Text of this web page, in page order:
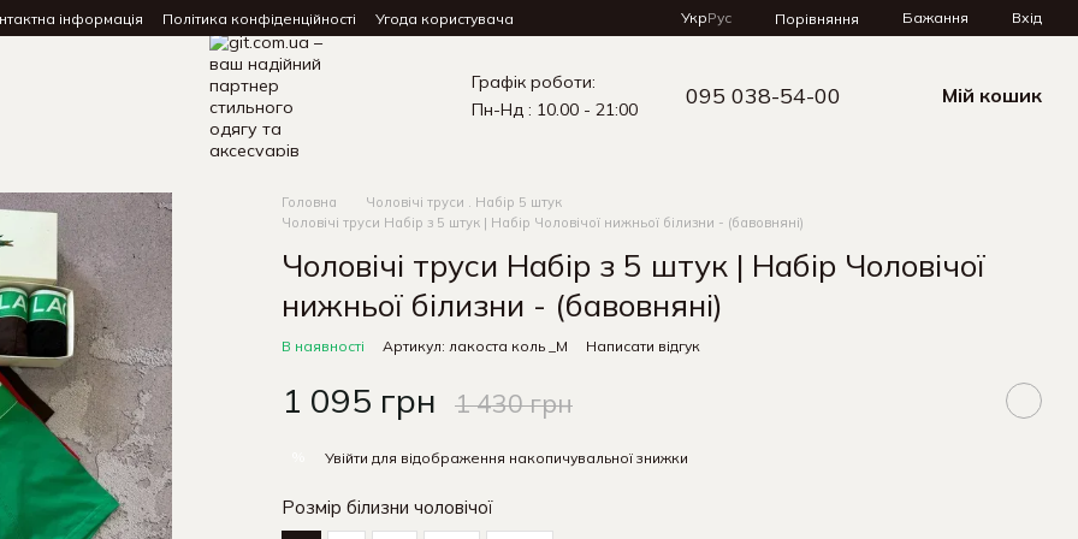
інформація Політика конфіденційності Угода користувача УкрРус Порівняння Бажання Вхід
Графік роботи:
Пн-Нд : 10.00 - 21:00
095 038-54-00 Мій кошик
Головна
Чоловічі труси . Набір 5 штук
Чоловічі труси Набір з 5 штук | Набір Чоловічої нижньої білизни - (бавовняні)
Чоловічі труси Набір з 5 штук | Набір Чоловічої
нижньої білизни - (бавовняні)
В наявності Артикул: лакоста коль _M Написати відгук
1 095 грн 1 430 грн
Увійти для відображення накопичувальної знижки
Розмір білизни чоловічої